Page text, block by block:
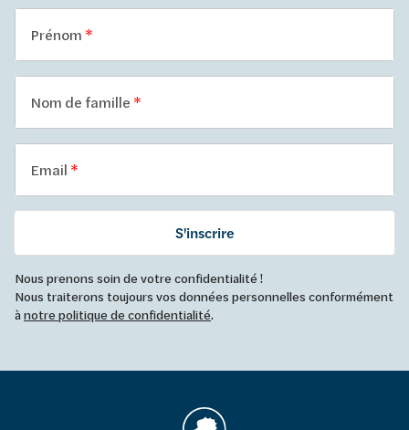
Prénom
Nom de famille
Email
S'inscrire
Nous prenons soin de votre confidentialité !
Nous traiterons toujours vos données personnelles conformément
ànotre politique de confidentialité.